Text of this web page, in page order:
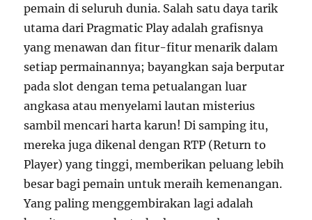
pemain di seluruh dunia. Salah satu daya tarik
utama dari Pragmatic Play adalah grafisnya
yang menawan dan fitur-fitur menarik dalam
setiap permainannya; bayangkan saja berputar
pada slot dengan tema petualangan luar
angkasa atau menyelami lautan misterius
sambil mencari harta karun! Di samping itu,
mereka juga dikenal dengan RTP (Return to
Player) yang tinggi, memberikan peluang lebih
besar bagi pemain untuk meraih kemenangan.
Yang paling menggembirakan lagi adalah